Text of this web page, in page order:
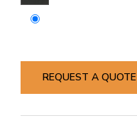
REQUEST A QUOTE